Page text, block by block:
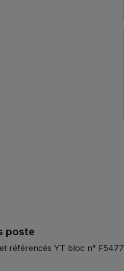
poste
référencés YT bloc n° F5477